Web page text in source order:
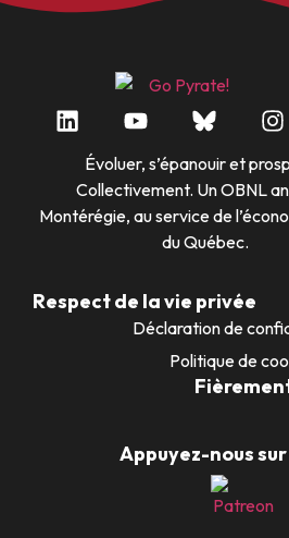
Évoluer, s’épanouir et
Collectivement. Un OBNL
Montérégie, au service de
du Québec.
Respect de la vie privée
Déclaration de
Politique de
Appuyez-nous